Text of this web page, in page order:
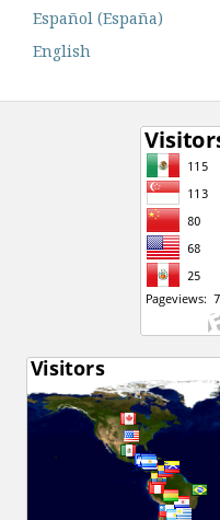
Español (España)
English